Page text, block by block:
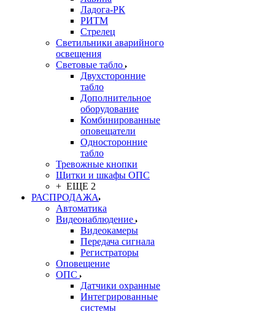
Ладога-РК
РИТМ
Стрелец
Светильники аварийного
освещения
Световые табло
Двухсторонние
табло
Дополнительное
оборудование
Комбинированные
оповещатели
Односторонние
табло
Тревожные кнопки
Щитки и шкафы ОПС
+ ЕЩЕ 2
РАСПРОДАЖА
Автоматика
Видеонаблюдение
Видеокамеры
Передача сигнала
Регистраторы
Оповещение
ОПС
Датчики охранные
Интегрированные
системы